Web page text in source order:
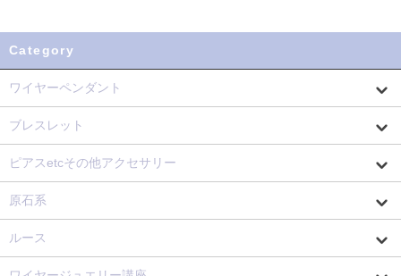
Category
ワイヤーペンダント
ブレスレット
ピアスetcその他アクセサリー
原石系
ルース